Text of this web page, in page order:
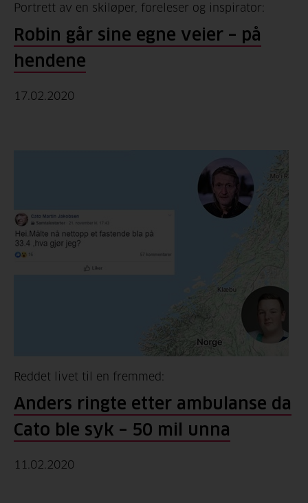
Portrett av en skiløper, foreleser og inspirator:
Robin går sine egne veier – på
hendene
17.02.2020
Reddet livet til en fremmed:
Anders ringte etter ambulanse da
Cato ble syk – 50 mil unna
11.02.2020